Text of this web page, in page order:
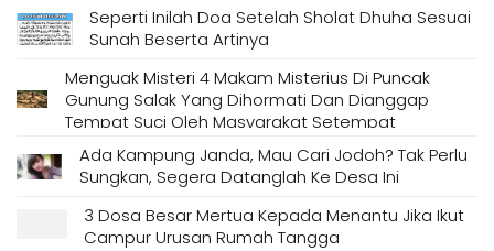
Seperti Inilah Doa Setelah Sholat Dhuha Sesuai
Sunah Beserta Artinya
Menguak Misteri 4 Makam Misterius Di Puncak
Gunung Salak Yang Dihormati Dan Dianggap
Tempat Suci Oleh Masyarakat Setempat
Ada Kampung Janda, Mau Cari Jodoh? Tak Perlu
Sungkan, Segera Datanglah Ke Desa Ini
3 Dosa Besar Mertua Kepada Menantu Jika Ikut
Campur Urusan Rumah Tangga